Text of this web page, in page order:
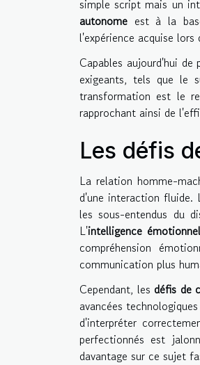
simple script mais un
autonome est à la
l'expérience acquise lors
Capables aujourd'hui
exigeants, tels que le
transformation est le
rapprochant ainsi de
Les défis
La relation homme-
d'une interaction fluide.
les sous-entendus du
L'intelligence
compréhension
communication plus
Cependant, les défis de
avancées
d'interpréter
perfectionnés est
davantage sur ce sujet